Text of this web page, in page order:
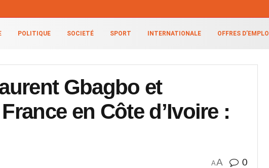
POLITIQUE SOCIETÉ SPORT INTERNATIONALE OFFRES D’EMPLOI
Gbagbo et
en Côte d’Ivoire :
AA 0